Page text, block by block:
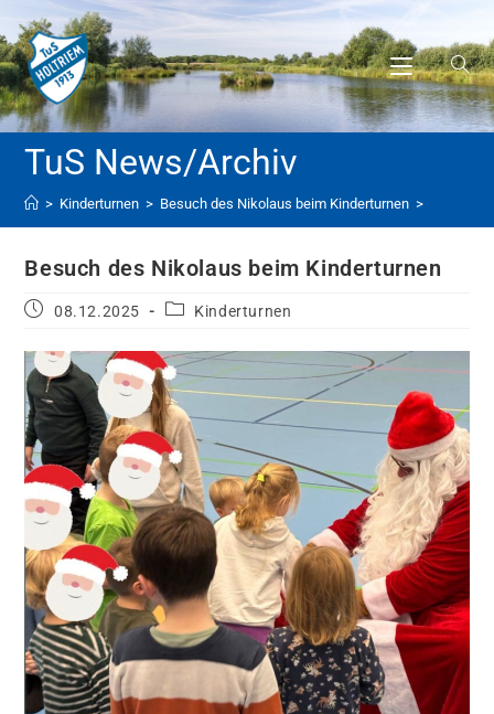
> Kinderturnen > Besuch des Nikolaus beim Kinderturnen >
Besuch des Nikolaus beim Kinderturnen
08.12.2025 Kinderturnen